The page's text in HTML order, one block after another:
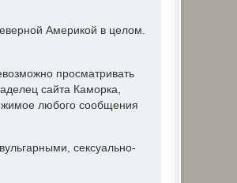
Америкой в целом.
просматривать
сайта Каморка,
любого сообщения
сексуально-